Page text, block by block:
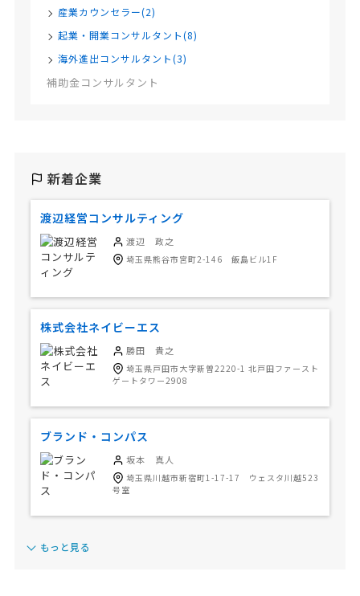
産業カウンセラー(2)
起業・開業コンサルタント(8)
海外進出コンサルタント(3)
補助金コンサルタント
新着企業
渡辺経営コンサルティング
渡辺 政之
埼玉県熊谷市宮町2-146 飯島ビル1F
株式会社ネイビーエス
勝田 貴之
埼玉県戸田市大字新曽2220-1 北戸田ファースト
ゲートタワー2908
ブランド・コンパス
坂本 真人
埼玉県川越市新宿町1-17-17 ウェスタ川越523
号室
もっと見る